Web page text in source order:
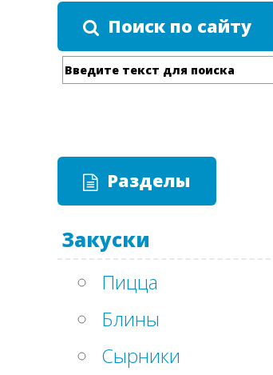
Поиск по сайту
Разделы
Закуски
Пицца
Блины
Сырники